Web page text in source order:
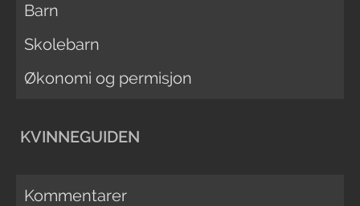
Barn
Skolebarn
Økonomi og permisjon
KVINNEGUIDEN
Kommentarer